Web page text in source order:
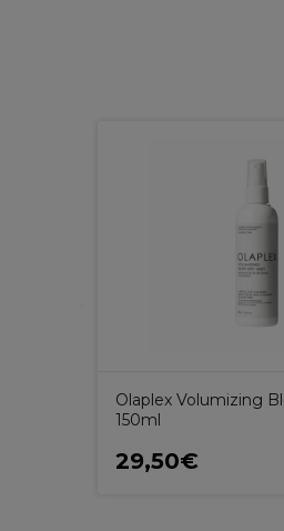
Olaplex Volumizing
150ml
29,50€